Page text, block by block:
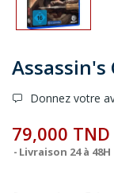
Assassin's
Donnez votre
79,000 TND
Livraison 24 à 48H